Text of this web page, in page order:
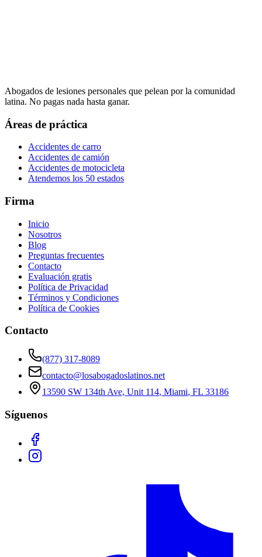
Abogados de lesiones personales que pelean por la comunidad
latina. No pagas nada hasta ganar.
Áreas de práctica
Accidentes de carro
Accidentes de camión
Accidentes de motocicleta
Atendemos los 50 estados
Firma
Inicio
Nosotros
Blog
Preguntas frecuentes
Contacto
Evaluación gratis
Política de Privacidad
Términos y Condiciones
Política de Cookies
Contacto
(877) 317-8089
contacto@losabogadoslatinos.net
13590 SW 134th Ave, Unit 114, Miami, FL 33186
Síguenos